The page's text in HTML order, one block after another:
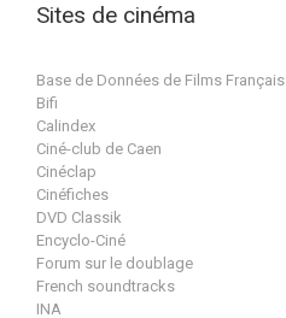
Sites de cinéma
Base de Données de Films Français
Bifi
Calindex
Ciné-club de Caen
Cinéclap
Cinéfiches
DVD Classik
Encyclo-Ciné
Forum sur le doublage
French soundtracks
INA